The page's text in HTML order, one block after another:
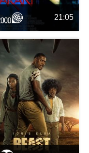
21:05